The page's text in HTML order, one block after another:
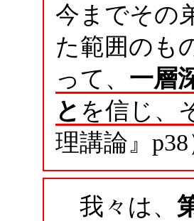
今までその
た範囲のも
って、 一層
と を信じ、
理講論』p38
我々は、